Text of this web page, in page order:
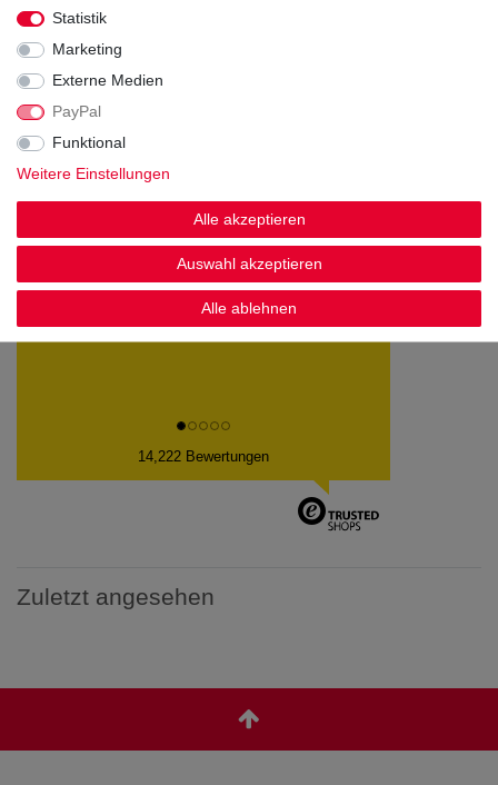
Kundenstimmen
Schnelle Lieferung alles top. Gerne wieder!
Datum der Veröffentlichung: 09.08.2026
Datum der Kauferfahrung: 01.08.2026
14,222 Bewertungen
Zuletzt angesehen
Statistik
Marketing
Externe Medien
PayPal
Funktional
Weitere Einstellungen
Alle akzeptieren
Auswahl akzeptieren
Alle ablehnen